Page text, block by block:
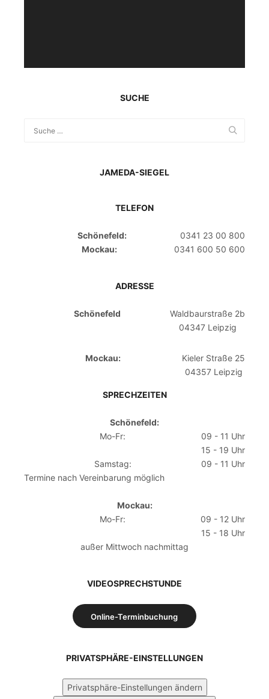
SUCHE
JAMEDA-SIEGEL
TELEFON
Schönefeld:
0341 23 00 800
Mockau:
0341 600 50 600
ADRESSE
Schönefeld
Waldbaurstraße 2b
04347 Leipzig
Mockau:
Kieler Straße 25
04357 Leipzig
SPRECHZEITEN
Schönefeld:
Mo-Fr:
09 - 11 Uhr
15 - 19 Uhr
Samstag:
09 - 11 Uhr
Termine nach Vereinbarung möglich
Mockau:
Mo-Fr:
09 - 12 Uhr
15 - 18 Uhr
außer Mittwoch nachmittag
VIDEOSPRECHSTUNDE
Online-Terminbuchung
PRIVATSPHÄRE-EINSTELLUNGEN
Privatsphäre-Einstellungen ändern